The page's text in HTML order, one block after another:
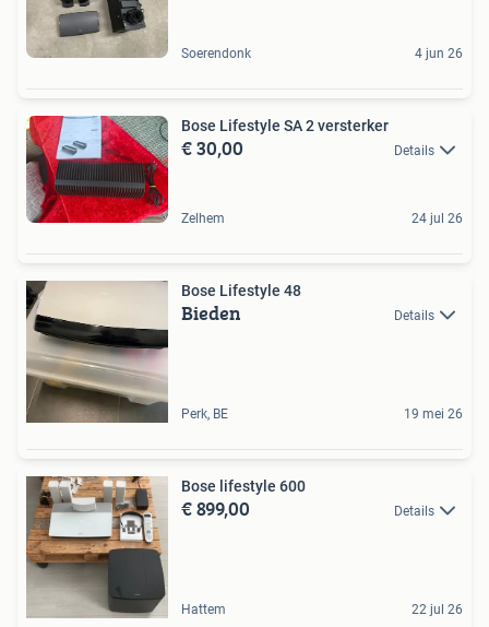
Soerendonk 4 jun 26
Bose Lifestyle SA 2 versterker
€ 30,00 Details
Zelhem 24 jul 26
Bose Lifestyle 48
Bieden Details
Perk, BE 19 mei 26
Bose lifestyle 600
€ 899,00 Details
Hattem 22 jul 26